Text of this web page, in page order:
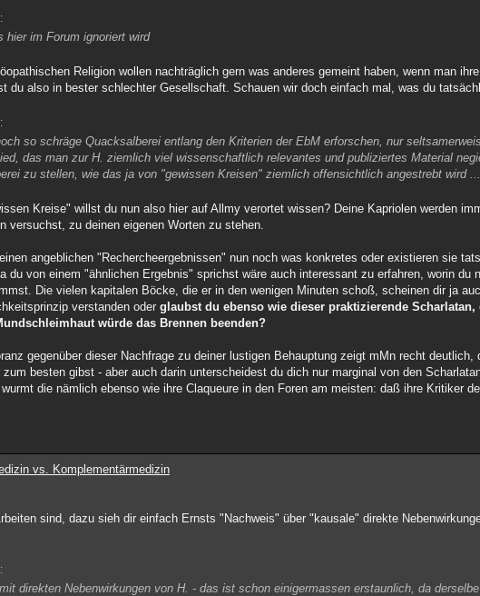
hier im Forum ignoriert wird
Religion wollen nachträglich gern was anderes gemeint haben, wenn man
du also in bester schlechter Gesellschaft. Schauen wir doch einfach mal, was du
so schräge Quacksalberei entlang den Kriterien der EbM erforschen, nur
das man zur H. ziemlich viel wissenschaftlich relevantes und publiziertes Material
zu stellen, wie das ja von "gewissen Kreisen" ziemlich offensichtlich angestrebt wird ...
Kreise" willst du nun also hier auf Allmy verortet wissen? Deine Kapriolen werden
versuchst, zu deinen eigenen Worten zu stehen.
angeblichen "Rechercheergebnissen" nun noch was konkretes oder existieren sie
du von einem "ähnlichen Ergebnis" sprichst wäre auch interessant zu erfahren, worin du
Die vielen kapitalen Böcke, die er in den wenigen Minuten schoß, scheinen dir ja
verstanden oderglaubst du ebenso wie dieser praktizierende
würde das Brennen beenden?
gegenüber dieser Nachfrage zu deiner lustigen Behauptung zeigt mMn recht
besten gibst - aber auch darin unterscheidest du dich nur marginal von den
die nämlich ebenso wie ihre Claqueure in den Foren am meisten: daß ihre Kritiker
vs. Komplementärmedizin
sind, dazu sieh dir einfach Ernsts "Nachweis" über "kausale" direkte
direkten Nebenwirkungen von H. - das ist schon einigermassen erstaunlich, da